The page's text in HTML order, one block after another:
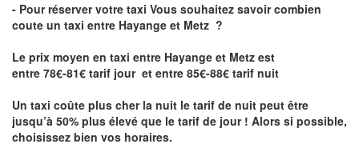
- Pour réserver votre taxi Vous souhaitez savoircombien
coute un taxi entre Hayange et Metz ?
Le prix moyen en taxi entre Hayange et Metz est
entre 78€-81€ tarif jour et entre 85€-88€ tarif nuit
Un taxi coûte plus cher la nuit le tarif de nuit peut être
jusqu’à 50% plus élevé que le tarif de jour ! Alors si possible,
choisissez bien vos horaires.